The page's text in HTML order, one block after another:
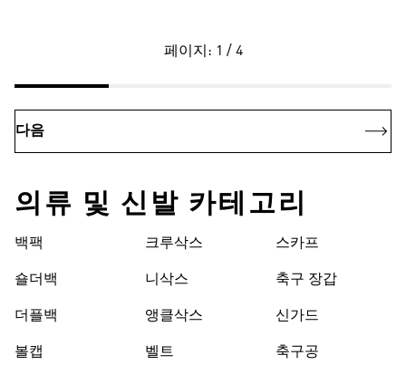
페이지: 1 / 4
다음
의류 및 신발 카테고리
백팩
숄더백
더플백
볼캡
크루삭스
니삭스
앵클삭스
벨트
스카프
축구 장갑
신가드
축구공